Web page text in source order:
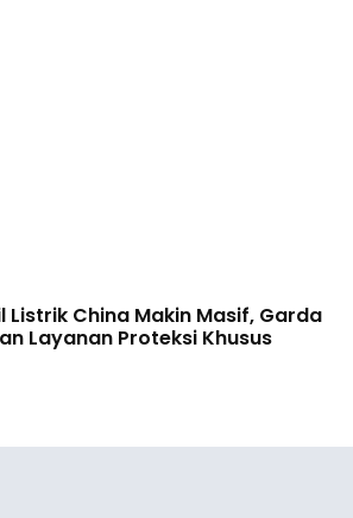
Listrik China Makin Masif, Garda
Layanan Proteksi Khusus